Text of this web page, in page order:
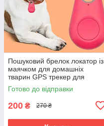
Пошуковий брелок локатор із
маячком для домашніх
тварин GPS трекер для
відстеження
Готово до відправки
200 ₴ 270 ₴